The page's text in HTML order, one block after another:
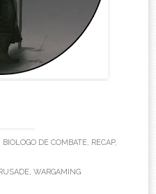
BIOLOGO DE COMBATE, RECAP,
, WARGAMING